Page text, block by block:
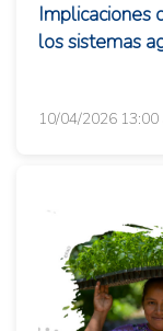
Implicaciones
los sistemas
10/04/2026